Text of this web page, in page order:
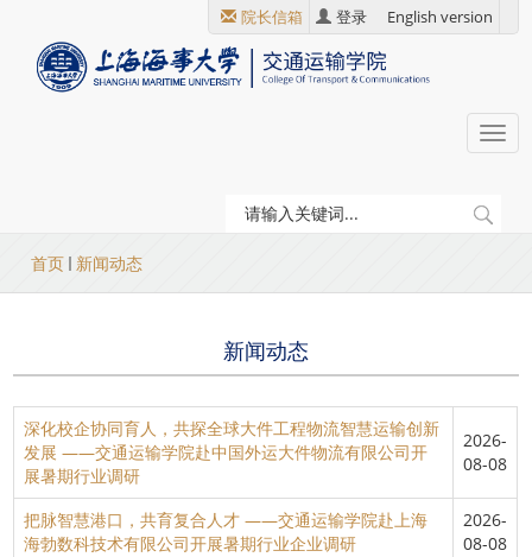
院长信箱 登录 English version
当
前
置
首页 新闻动态
新闻动态
深化校企协同育人，共探全球大件工程物流智慧运输创新
发展 ——交通运输学院赴中国外运大件物流有限公司开
展暑期行业调研
2026-
08-08
把脉智慧港口，共育复合人才 ——交通运输学院赴上海
海勃数科技术有限公司开展暑期行业企业调研
2026-
08-08